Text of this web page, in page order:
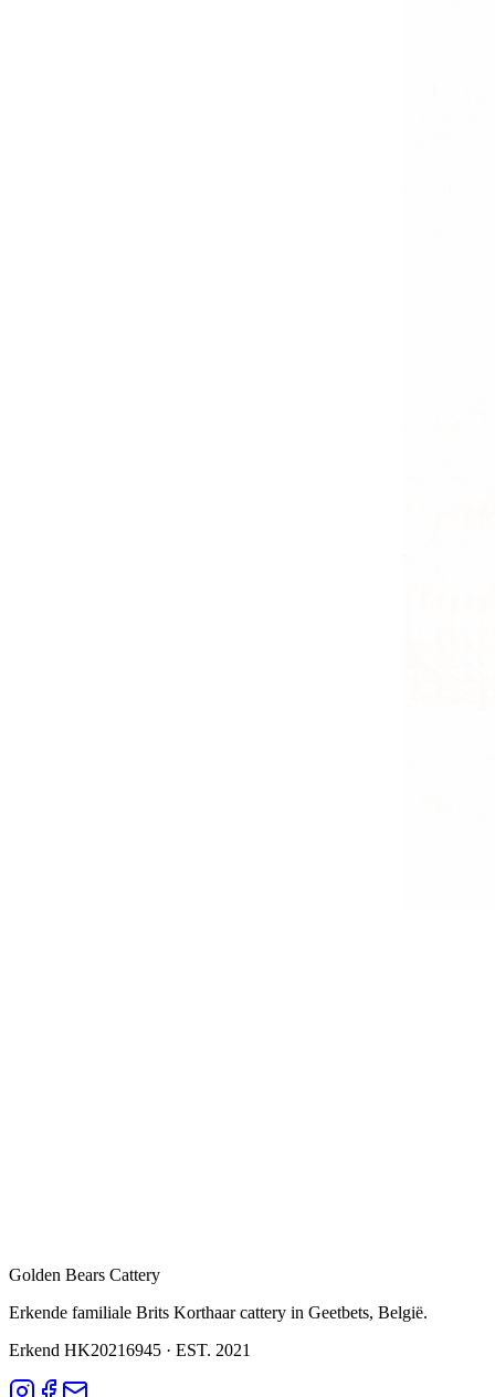
Golden Bears Cattery
Erkende familiale Brits Korthaar cattery in Geetbets, België.
Erkend HK20216945 · EST. 2021